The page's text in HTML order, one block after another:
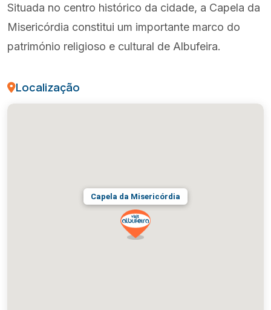
Situada no centro histórico da cidade, a Capela da
Misericórdia constitui um importante marco do
património religioso e cultural de Albufeira.
Localização
Capela da Misericórdia